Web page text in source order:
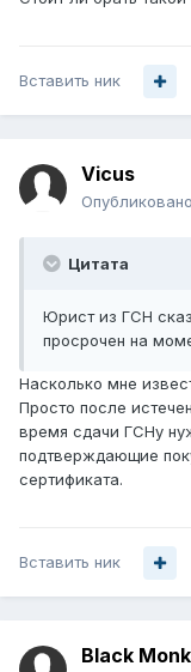
Вставить ник
Vicus
Опубликовано
Цитата
Юрист из ГСН
просрочен на
Насколько мне
Просто после
время сдачи ГСНу
подтверждающие
сертификата.
Вставить ник
Black Monk